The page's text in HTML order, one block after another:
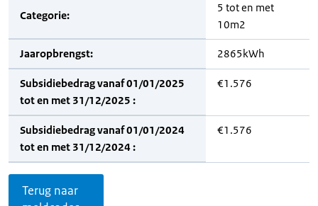
Categorie:
5 tot en met
10m2
Jaaropbrengst: 2865kWh
Subsidiebedrag vanaf 01/01/2025
tot en met 31/12/2025 :
€1.576
Subsidiebedrag vanaf 01/01/2024
tot en met 31/12/2024 :
€1.576
Terug naar